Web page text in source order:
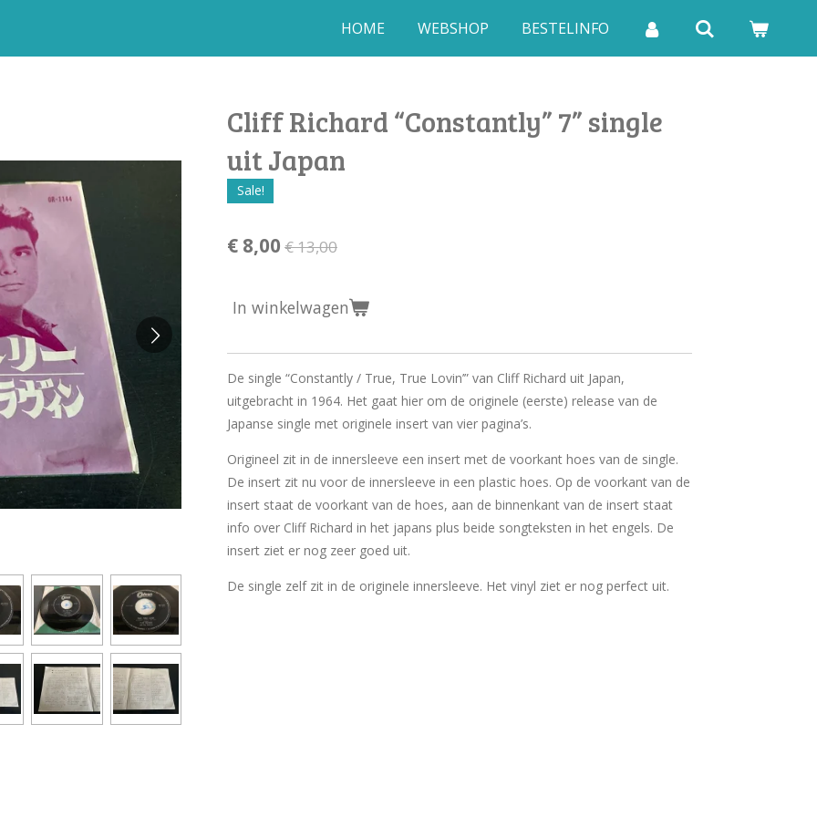
HOME WEBSHOP BESTELINFO
Cliff Richard “Constantly” 7” single
uit Japan
Sale!
€ 8,00 € 13,00
In winkelwagen
De single “Constantly / True, True Lovin’” van Cliff Richard uit Japan,
uitgebracht in 1964. Het gaat hier om de originele (eerste) release van de
Japanse single met originele insert van vier pagina’s.
Origineel zit in de innersleeve een insert met de voorkant hoes van de single.
De insert zit nu voor de innersleeve in een plastic hoes. Op de voorkant van de
insert staat de voorkant van de hoes, aan de binnenkant van de insert staat
info over Cliff Richard in het japans plus beide songteksten in het engels. De
insert ziet er nog zeer goed uit.
De single zelf zit in de originele innersleeve. Het vinyl ziet er nog perfect uit.